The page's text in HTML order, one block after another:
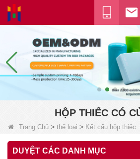
HỘP THIẾC CÓ
Trang Chủ > thể loại > Kết cấu hộp thiếc
DUYỆT CÁC DANH MỤC